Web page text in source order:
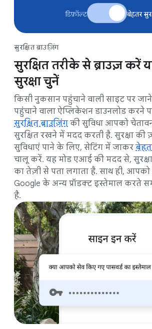
सुरक्षित ब्राउज़िंग
सुरक्षित तरीके से ब्राउज़ करें
सुरक्षा चुनें
किसी नुकसान पहुंचाने वाली साइट पर
पहुंचाने वाला ऐप्लिकेशन डाउनलोड करने
सुरक्षित ब्राउज़िंग की सुविधा आपको
सुरक्षित रखने में मदद करती है. सुरक्षा की
सुविधाएं पाने के लिए, सेटिंग में जाकर
चालू करें. यह मोड एआई की मदद से,
का तेज़ी से पता लगाता है. साथ ही,
Google के अन्य प्रॉडक्ट इस्तेमाल करते
है.
डिफ़ॉल्ट बेहतर